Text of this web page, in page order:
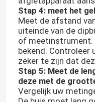
Stap 4: meet het
Meet de afstand
uiteinde van de
of meetinstrument.
bekend. Controleer
zeker te zijn dat
Stap 5: Meet de
deze met de
Vergelijk uw